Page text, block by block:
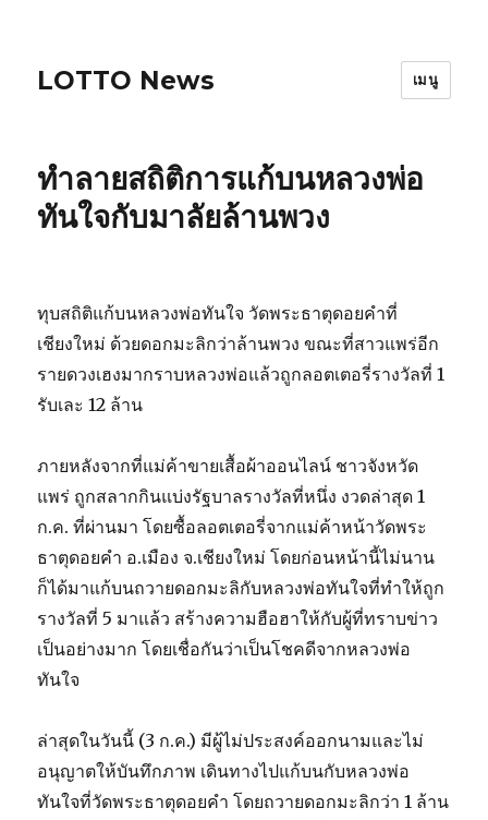
LOTTO News เมนู
ทำลายสถิติการแก้บนหลวงพ่อ
ทันใจกับมาลัยล้านพวง
ทุบสถิติแก้บนหลวงพ่อทันใจ วัดพระธาตุดอยคำที่
เชียงใหม่ ด้วยดอกมะลิกว่าล้านพวง ขณะที่สาวแพร่อีก
รายดวงเฮงมากราบหลวงพ่อแล้วถูกลอตเตอรี่รางวัลที่ 1
รับเละ 12 ล้าน
ภายหลังจากที่แม่ค้าขายเสื้อผ้าออนไลน์ ชาวจังหวัด
แพร่ ถูกสลากกินแบ่งรัฐบาลรางวัลที่หนึ่ง งวดล่าสุด 1
ก.ค. ที่ผ่านมา โดยซื้อลอตเตอรี่จากแม่ค้าหน้าวัดพระ
ธาตุดอยคำ อ.เมือง จ.เชียงใหม่ โดยก่อนหน้านี้ไม่นาน
ก็ได้มาแก้บนถวายดอกมะลิกับหลวงพ่อทันใจที่ทำให้ถูก
รางวัลที่ 5 มาแล้ว สร้างความฮือฮาให้กับผู้ที่ทราบข่าว
เป็นอย่างมาก โดยเชื่อกันว่าเป็นโชคดีจากหลวงพ่อ
ทันใจ
ล่าสุดในวันนี้ (3 ก.ค.) มีผู้ไม่ประสงค์ออกนามและไม่
อนุญาตให้บันทึกภาพ เดินทางไปแก้บนกับหลวงพ่อ
ทันใจที่วัดพระธาตุดอยคำ โดยถวายดอกมะลิกว่า 1 ล้าน